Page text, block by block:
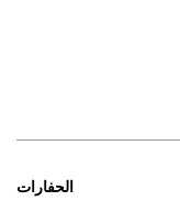
الحفارات